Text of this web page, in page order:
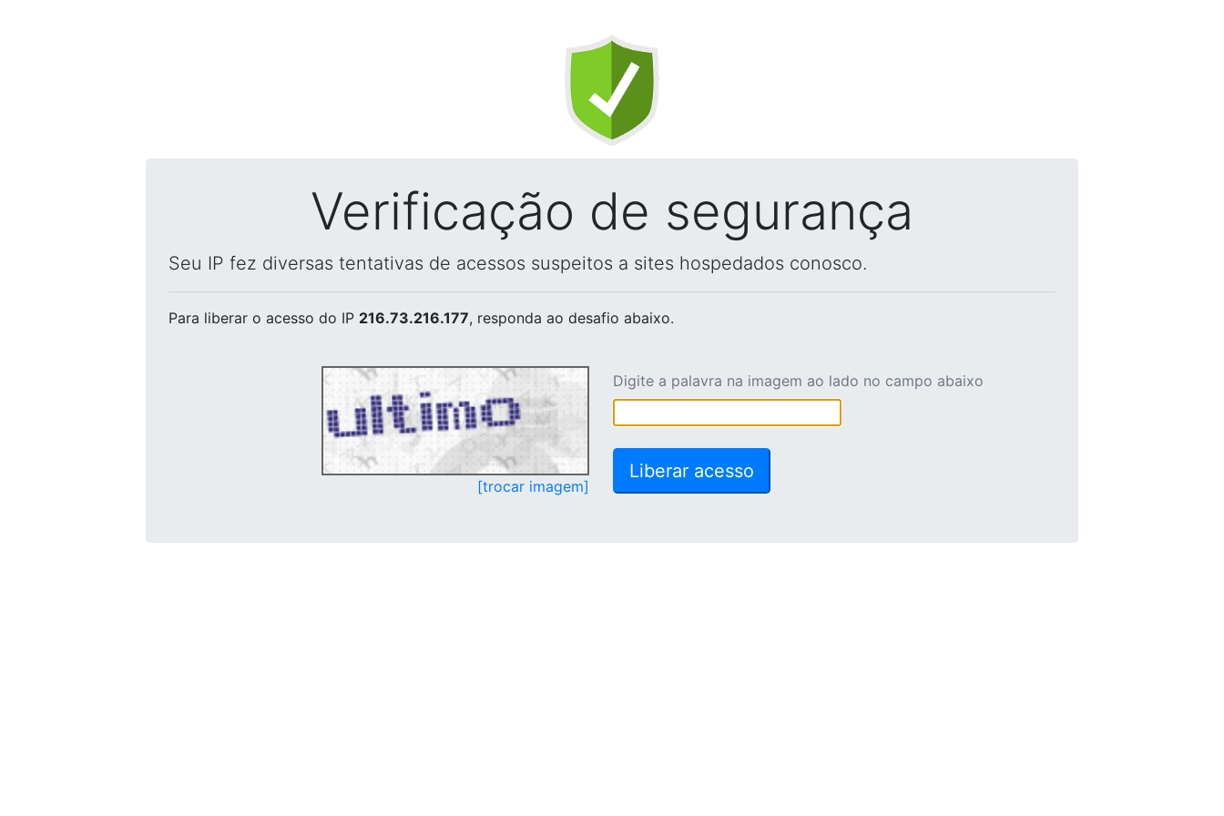
Verificação de segurança
Seu IP fez diversas tentativas de acessos suspeitos a sites hospedados conosco.
Para liberar o acesso do IP 216.73.216.177, responda ao desafio abaixo.
[trocar imagem]
Digite a palavra na imagem ao lado no campo abaixo